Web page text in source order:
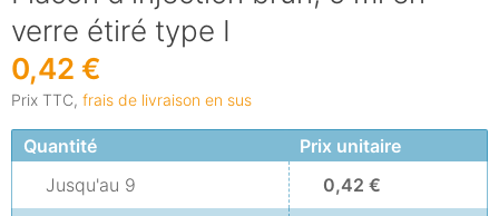
verre étiré type I
0,42 €
Prix TTC, frais de livraison en sus
Quantité
Prix unitaire
Jusqu'au 9 0,42 €